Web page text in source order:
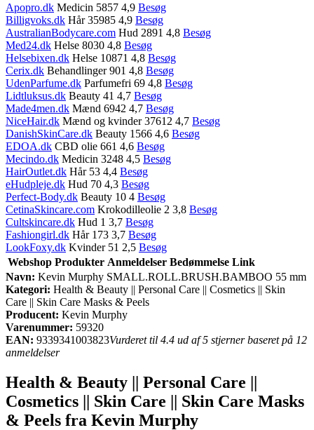
Apopro.dk Medicin 5857 4,9 Besøg
Billigvoks.dk Hår 35985 4,9 Besøg
AustralianBodycare.com Hud 2891 4,8 Besøg
Med24.dk Helse 8030 4,8 Besøg
Helsebixen.dk Helse 10871 4,8 Besøg
Cerix.dk Behandlinger 901 4,8 Besøg
UdenParfume.dk Parfumefri 69 4,8 Besøg
Lidtluksus.dk Beauty 41 4,7 Besøg
Made4men.dk Mænd 6942 4,7 Besøg
NiceHair.dk Mænd og kvinder 37612 4,7 Besøg
DanishSkinCare.dk Beauty 1566 4,6 Besøg
EDOA.dk CBD olie 661 4,6 Besøg
Mecindo.dk Medicin 3248 4,5 Besøg
HairOutlet.dk Hår 53 4,4 Besøg
eHudpleje.dk Hud 70 4,3 Besøg
Perfect-Body.dk Beauty 10 4 Besøg
CetinaSkincare.com Krokodilleolie 2 3,8 Besøg
Cultskincare.dk Hud 1 3,7 Besøg
Fashiongirl.dk Hår 173 3,7 Besøg
LookFoxy.dk Kvinder 51 2,5 Besøg
Webshop Produkter Anmeldelser Bedømmelse Link
Navn: Kevin Murphy SMALL.ROLL.BRUSH.BAMBOO 55 mm
Kategori: Health & Beauty || Personal Care || Cosmetics || Skin
Care || Skin Care Masks & Peels
Producent: Kevin Murphy
Varenummer: 59320
EAN: 9339341003823Vurderet til 4.4 ud af 5 stjerner baseret på 12
anmeldelser
Health & Beauty || Personal Care ||
Cosmetics || Skin Care || Skin Care Masks
& Peels fra Kevin Murphy